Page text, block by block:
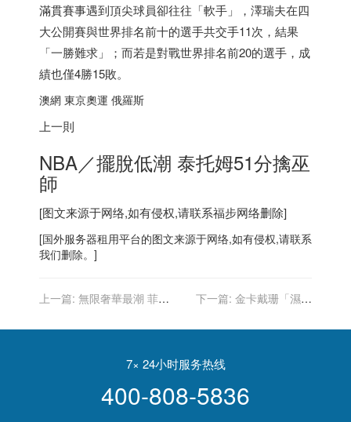
滿貫賽事遇到頂尖球員卻往往「軟手」，澤瑞夫在四
大公開賽與世界排名前十的選手共交手11次，結果
「一勝難求」；而若是對戰世界排名前20的選手，成
績也僅4勝15敗。
澳網 東京奧運 俄羅斯
上一則
NBA／擺脫低潮 泰托姆51分擒巫
師
[图文来源于网络,如有侵权,请联系福步网络删除]
[国外服务器租用平台的图文来源于网络,如有侵权,请联系
我们删除。]
上一篇: 無限奢華最潮 菲董
Nigo首秀
下一篇: 金卡戴珊「濕身
格勒辭世
7× 24小时服务热线
400-808-5836